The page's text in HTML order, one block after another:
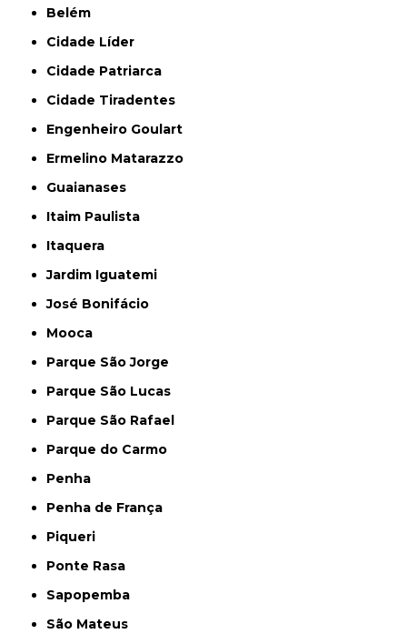
Belém
Cidade Líder
Cidade Patriarca
Cidade Tiradentes
Engenheiro Goulart
Ermelino Matarazzo
Guaianases
Itaim Paulista
Itaquera
Jardim Iguatemi
José Bonifácio
Mooca
Parque São Jorge
Parque São Lucas
Parque São Rafael
Parque do Carmo
Penha
Penha de França
Piqueri
Ponte Rasa
Sapopemba
São Mateus